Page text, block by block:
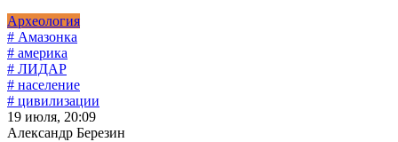
Археология
# Амазонка
# америка
# ЛИДАР
# население
# цивилизации
19 июля, 20:09
Александр Березин